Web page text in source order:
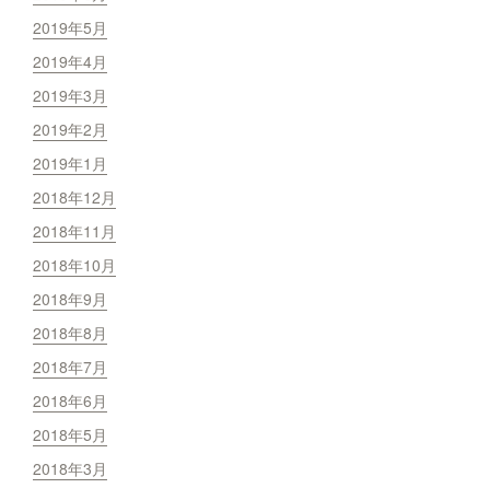
2019年5月
2019年4月
2019年3月
2019年2月
2019年1月
2018年12月
2018年11月
2018年10月
2018年9月
2018年8月
2018年7月
2018年6月
2018年5月
2018年3月